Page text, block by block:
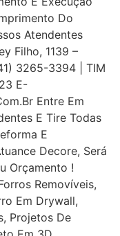
Do
Atendentes
Filho, 1139 –
3265-3394 | TIM
E-
Entre Em
E Tire Todas
E
Decore, Será
Orçamento !
Removíveis,
Em Drywall,
Projetos De